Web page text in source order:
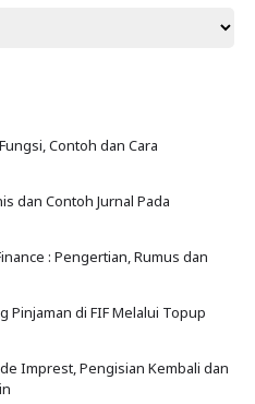
Contoh dan Cara
dan Contoh Jurnal Pada
: Pengertian, Rumus dan
Pinjaman di FIF Melalui Topup
Imprest, Pengisian Kembali dan